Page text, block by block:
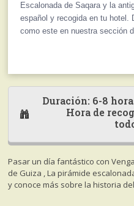
Escalonada de Saqara y la
español y recogida en tu hotel.
como este en nuestra sección
Duración: 6-8
Hora de
Pasar un día fantástico con
de Guiza , La pirámide
y conoce más sobre la historia